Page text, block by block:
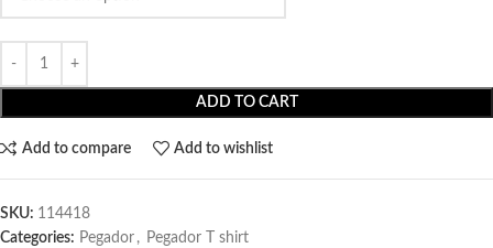
ADD TO CART
Add to compare Add to wishlist
SKU: 114418
Categories: Pegador​ , Pegador T shirt​